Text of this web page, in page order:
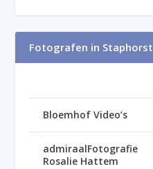
Fotografen in Staphorst
Bloemhof Video’s
admiraalFotografie
Rosalie Hattem